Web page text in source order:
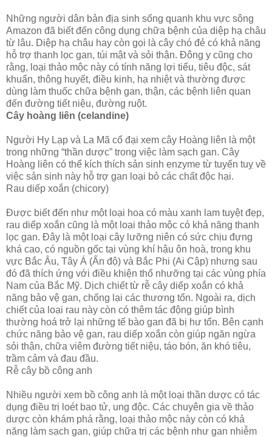
Những người dân bản địa sinh sống quanh khu vực sông
Amazon đã biết đến công dụng chữa bệnh của diệp hạ châu
từ lâu. Diệp hạ châu hay còn gọi là cây chó đẻ có khả năng
hỗ trợ thanh lọc gan, túi mật và sỏi thận. Đông y cũng cho
rằng, loại thảo mộc này có tính năng lợi tiểu, tiêu độc, sát
khuẩn, thông huyết, điều kinh, hạ nhiệt và thường được
dùng làm thuốc chữa bệnh gan, thận, các bệnh liên quan
đến đường tiết niệu, đường ruột.
Cây hoàng liên (celandine)
Người Hy Lạp và La Mã cổ đại xem cây Hoàng liên là một
trong những “thần dược” trong việc làm sạch gan. Cây
Hoàng liên có thể kích thích sản sinh enzyme từ tuyến tuỵ về
việc sản sinh này hỗ trợ gan loại bỏ các chất độc hại.
Rau diếp xoắn (chicory)
Được biết đến như một loại hoa có màu xanh lam tuyệt đẹp,
rau diếp xoắn cũng là một loại thảo mộc có khả năng thanh
lọc gan. Đây là một loại cây lưỡng niên có sức chịu đựng
khá cao, có nguồn gốc tại vùng khí hậu ôn hoà, trong khu
vực Bắc Âu, Tây Á (Ấn độ) và Bắc Phi (Ai Cập) nhưng sau
đó đã thích ứng với điều khiện thổ nhưỡng tại các vùng phía
Nam của Bắc Mỹ. Dịch chiết từ rễ cây diếp xoắn có khả
năng bảo vệ gan, chống lại các thương tổn. Ngoài ra, dịch
chiết của loại rau này còn có thêm tác động giúp bình
thường hoá trở lại những tế bào gan đã bị hư tổn. Bên cạnh
chức năng bảo vệ gan, rau diếp xoắn còn giúp ngăn ngừa
sỏi thận, chữa viêm đường tiết niệu, táo bón, ăn khó tiêu,
trầm cảm và đau đầu.
Rễ cây bồ công anh
Nhiều người xem bồ công anh là một loại thần dược có tác
dụng điều trị loét bao tử, ung độc. Các chuyên gia về thảo
dược còn khám phá rằng, loại thảo mộc này còn có khả
năng làm sạch gan, giúp chữa trị các bệnh như gan nhiễm